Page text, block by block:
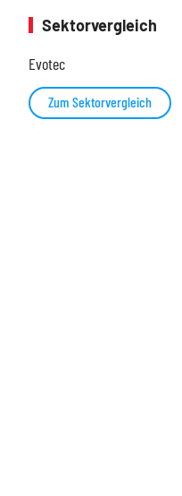
Sektorvergleich
Evotec
Zum Sektorvergleich